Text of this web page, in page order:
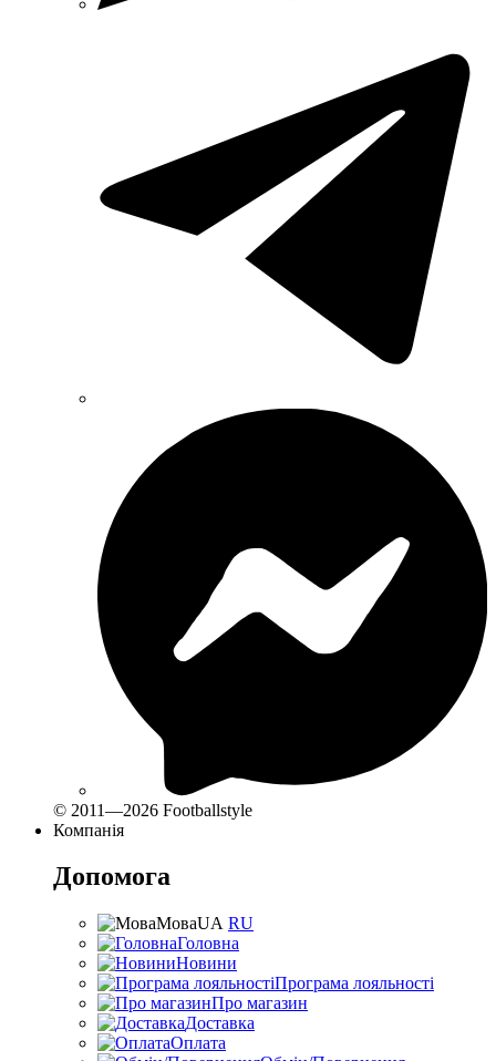
© 2011—2026 Footballstyle
Компанія
Допомога
МоваUA RU
Головна
Новини
Програма лояльності
Про магазин
Доставка
Оплата